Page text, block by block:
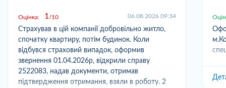
Оцінка: 1 10 06.08.2026 09:34
Страхував в цій компанії добровільно житло,
спочатку квартиру, потім будинок. Коли
відбувся страховий випадок, оформив
звернення 01.04.2026р, відкрили справу
2522083, надав документи, отримав
підтвердження отримання, взяли в роботу. 2